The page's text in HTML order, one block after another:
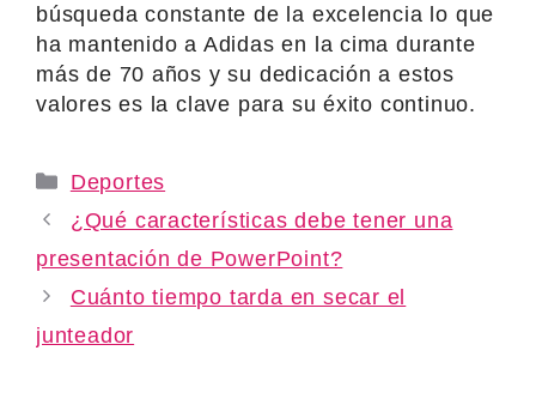
búsqueda constante de la excelencia lo que
ha mantenido a Adidas en la cima durante
más de 70 años y su dedicación a estos
valores es la clave para su éxito continuo.
Categories
Deportes
¿Qué características debe tener una
presentación de PowerPoint?
Cuánto tiempo tarda en secar el
junteador